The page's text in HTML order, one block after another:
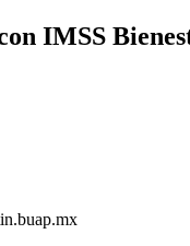
IMSS